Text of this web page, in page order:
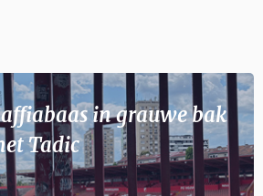
in grauwe bak
Tadic